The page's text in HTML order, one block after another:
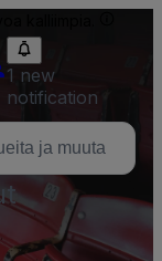
1 new
notification